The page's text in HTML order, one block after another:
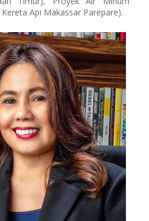
Api Makassar Parepare).